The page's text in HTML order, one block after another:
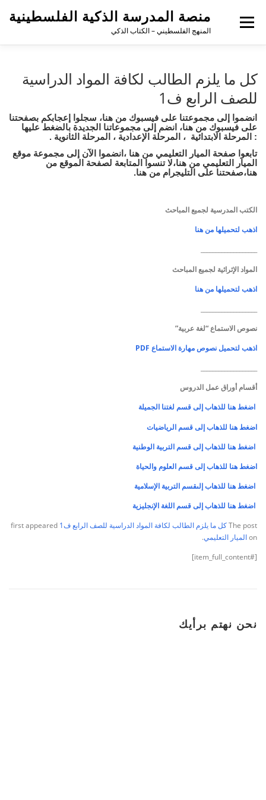
منصة المدرسة الذكية الفلسطينية
المنهج الفلسطيني – الكتاب الذكي
القائمة
كل ما يلزم الطالب لكافة المواد الدراسية
للصف الرابع ف1
انضموا إلى مجموعتنا على فيسبوك من هنا، سجلوا إعجابكم بصفحتنا
على فيسبوك من هنا، انضم إلى مجموعاتنا الجديدة بالضغط عليها
:
المرحلة الابتدائية ، المرحلة الإعدادية ، المرحلة الثانوية .
تابعوا صفحة الميار التعليمي من هنا ، انضموا الآن إلى مجموعة موقع
الميار التعليمي من هنا،لا تنسوا المتابعة لصفحة الموقع من
هنا،صفحتنا على التليجرام من هنا.
الكتب المدرسية لجميع المباحث
اذهب لتحميلها من هنا
المواد الإثرائية لجميع المباحث
اذهب لتحميلها من هنا
نصوص الاستماع “لغة عربية”
اذهب لتحميل نصوص مهارة الاستماع PDF
أقسام أوراق عمل الدروس
اضغط هنا للذهاب إلى قسم لغتنا الجميلة
اضغط هنا للذهاب إلى قسم الرياضيات
اضغط هنا للذهاب إلى قسم التربية الوطنية
اضغط هنا للذهاب إلى قسم العلوم والحياة
اضغط هنا للذهاب إلىقسم التربية الإسلامية
اضغط هنا للذهاب إلى قسم اللغة الإنجليزية
The postكل ما يلزم الطالب لكافة المواد الدراسية للصف الرابع ف1 first appeared
onالميار التعليمي.
[#item_full_content]
نحن نهتم برأيك